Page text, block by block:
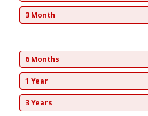
3 Month
6 Months
1 Year
3 Years